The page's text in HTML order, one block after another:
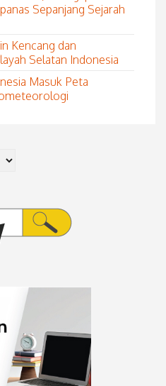
Sepanjang Sejarah
Kencang dan
Selatan Indonesia
Masuk Peta